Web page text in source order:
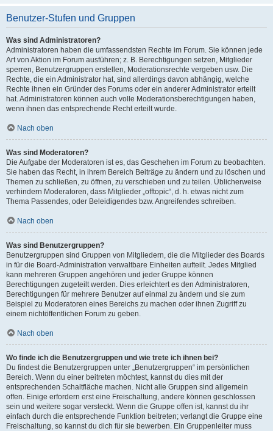
Benutzer-Stufen und Gruppen
Was sind Administratoren?
Administratoren haben die umfassendsten Rechte im Forum. Sie können jede
Art von Aktion im Forum ausführen; z. B. Berechtigungen setzen, Mitglieder
sperren, Benutzergruppen erstellen, Moderationsrechte vergeben usw. Die
Rechte, die ein Administrator hat, sind allerdings davon abhängig, welche
Rechte ihnen ein Gründer des Forums oder ein anderer Administrator erteilt
hat. Administratoren können auch volle Moderationsberechtigungen haben,
wenn ihnen das entsprechende Recht erteilt wurde.
Nach oben
Was sind Moderatoren?
Die Aufgabe der Moderatoren ist es, das Geschehen im Forum zu beobachten.
Sie haben das Recht, in ihrem Bereich Beiträge zu ändern und zu löschen und
Themen zu schließen, zu öffnen, zu verschieben und zu teilen. Üblicherweise
verhindern Moderatoren, dass Mitglieder „offtopic“, d. h. etwas nicht zum
Thema Passendes, oder Beleidigendes bzw. Angreifendes schreiben.
Nach oben
Was sind Benutzergruppen?
Benutzergruppen sind Gruppen von Mitgliedern, die die Mitglieder des Boards
in für die Board-Administration verwaltbare Einheiten aufteilt. Jedes Mitglied
kann mehreren Gruppen angehören und jeder Gruppe können
Berechtigungen zugeteilt werden. Dies erleichtert es den Administratoren,
Berechtigungen für mehrere Benutzer auf einmal zu ändern und sie zum
Beispiel zu Moderatoren eines Bereichs zu machen oder ihnen Zugriff zu
einem nichtöffentlichen Forum zu geben.
Nach oben
Wo finde ich die Benutzergruppen und wie trete ich ihnen bei?
Du findest die Benutzergruppen unter „Benutzergruppen“ im persönlichen
Bereich. Wenn du einer beitreten möchtest, kannst du dies mit der
entsprechenden Schaltfläche machen. Nicht alle Gruppen sind allgemein
offen. Einige erfordern erst eine Freischaltung, andere können geschlossen
sein und weitere sogar versteckt. Wenn die Gruppe offen ist, kannst du ihr
einfach durch die entsprechende Funktion beitreten; verlangt die Gruppe eine
Freischaltung, so kannst du dich für sie bewerben. Ein Gruppenleiter muss